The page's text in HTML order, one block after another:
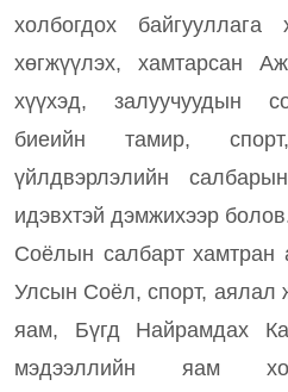
холбогдох байгууллага
хөгжүүлэх, хамтарсан
хүүхэд, залуучуудын
биеийн тамир,
үйлдвэрлэлийн
идэвхтэй дэмжихээр
Соёлын салбарт хамтран
Улсын Соёл, спорт, аялал
яам, Бүгд Найрамдах
мэдээллийн яам